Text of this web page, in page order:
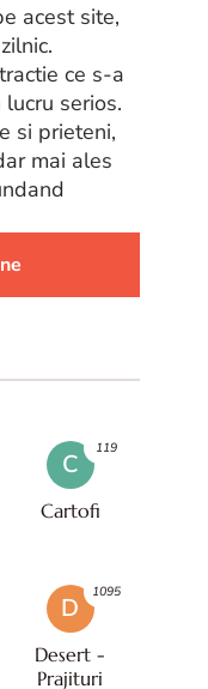
acest site,
ce s-a
serios.
si prieteni,
mai ales
C
Cartofi
119
D
Desert -
Prajituri
1095